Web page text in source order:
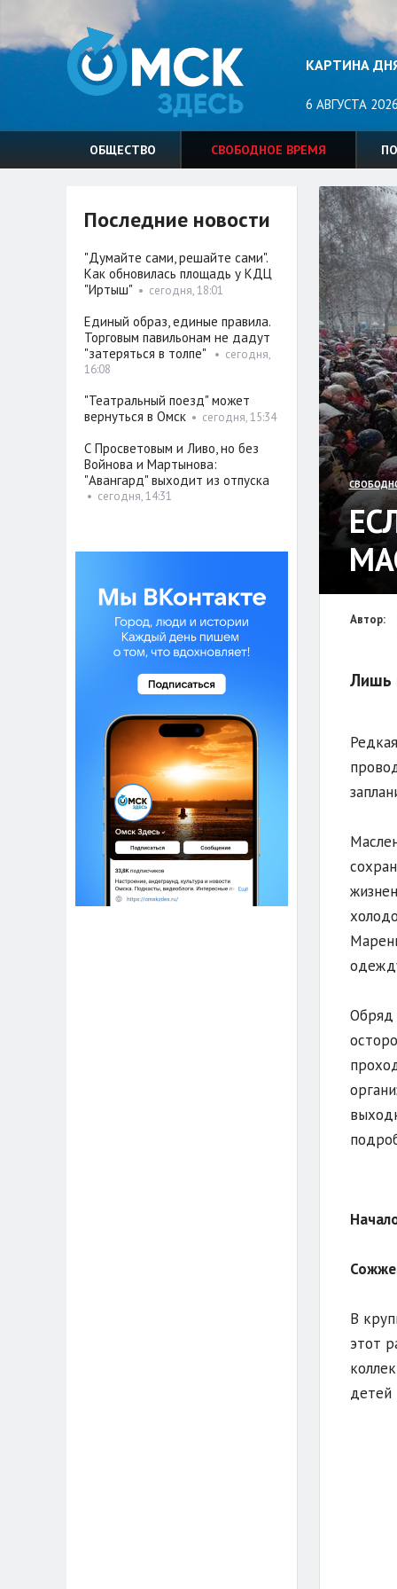
КАРТИНА
6 АВГУСТА
ОБЩЕСТВО СВОБОДНОЕ ВРЕМЯ
Автор:
Лишь
Обряд
В
этот
детей
Последние новости
"Думайте сами, решайте сами".
Как обновилась площадь у КДЦ
"Иртыш" • сегодня, 18:01
Единый образ, единые правила.
Торговым павильонам не дадут
"затеряться в толпе"
• сегодня,
16:08
"Театральный поезд" может
вернуться в Омск• сегодня, 15:34
С Просветовым и Ливо, но без
Войнова и Мартынова:
"Авангард" выходит из отпуска
• сегодня, 14:31